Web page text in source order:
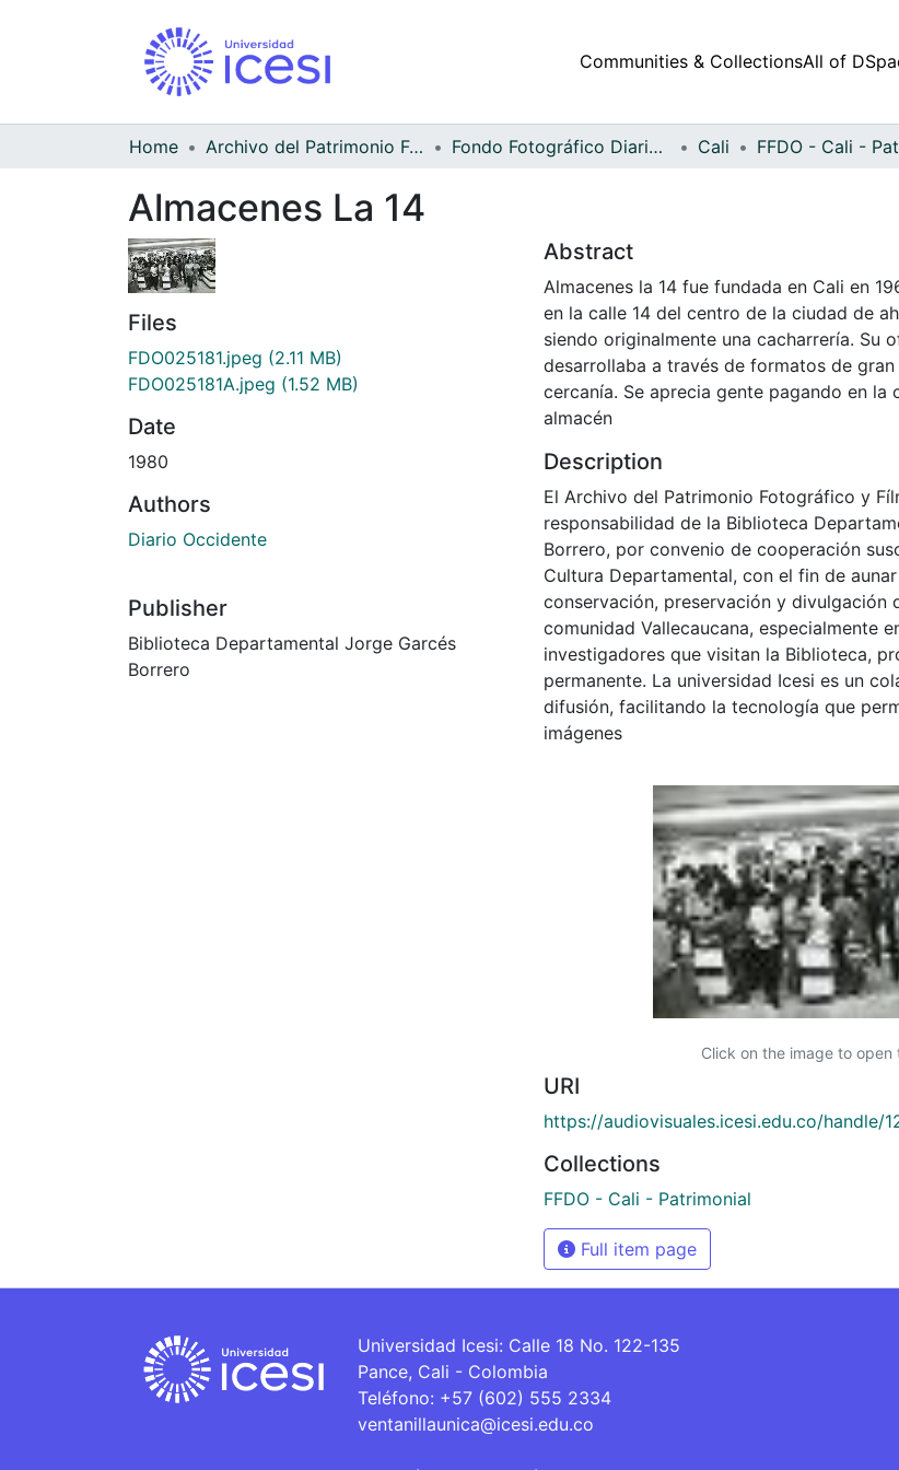
Communities & CollectionsAll of
Home Archivo del Patrimonio Fotográfico y Fílmico del Valle del Cauca Fondo Fotográfico Diario Occidente Cali FFDO - Cali -
Almacenes La 14
Files
FDO025181.jpeg (2.11 MB)
FDO025181A.jpeg (1.52 MB)
Date
1980
Authors
Diario Occidente
Publisher
Biblioteca Departamental Jorge Garcés
Borrero
Abstract
Almacenes la 14 fue fundada en Cali en
en la calle 14 del centro de la ciudad de
siendo originalmente una cacharrería. Su
desarrollaba a través de formatos de
cercanía. Se aprecia gente pagando en la
almacén
Description
El Archivo del Patrimonio Fotográfico y
responsabilidad de la Biblioteca
Borrero, por convenio de cooperación
Cultura Departamental, con el fin de
conservación, preservación y divulgación
comunidad Vallecaucana, especialmente
investigadores que visitan la Biblioteca,
permanente. La universidad Icesi es un
difusión, facilitando la tecnología que
imágenes
Click on the image to open
URI
https://audiovisuales.icesi.edu.co/handle/
Collections
FFDO - Cali - Patrimonial
Full item page
Universidad Icesi: Calle 18 No. 122-135
Pance, Cali - Colombia
Teléfono: +57 (602) 555 2334
ventanillaunica@icesi.edu.co